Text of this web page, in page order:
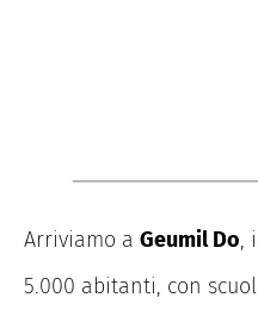
Arriviamo a Geumil Do,
5.000 abitanti, con